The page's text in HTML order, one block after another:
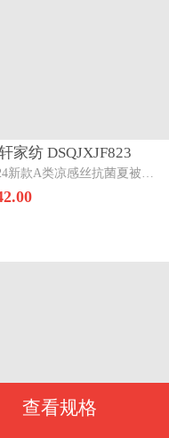
家纺 DSQJXJF823
2024新款A类凉感丝抗菌夏被被子被芯浅紫-浅灰
查看规格